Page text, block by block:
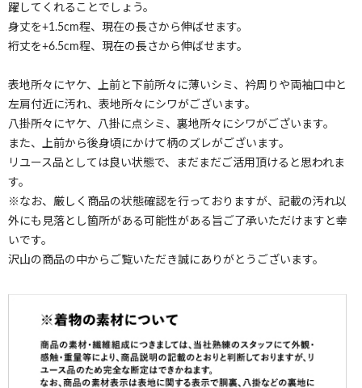
躍してくれることでしょう。
身丈を+1.5cm程、現在の長さから伸ばせます。
裄丈を+6.5cm程、現在の長さから伸ばせます。
表地所々にヤケ、上前と下前所々に薄いシミ、衿周りや両袖口中と
左肩付近に汚れ、表地所々にシワがございます。
八掛所々にヤケ、八掛に点シミ、裏地所々にシワがございます。
また、上前から後身頃にかけて柄のズレがございます。
リユース品としては良い状態で、まだまだご活用頂けると思われま
す。
※なお、厳しく商品の状態確認を行っておりますが、記載の汚れ以
外にも見落とし箇所がある可能性がある旨ご了承いただけますと幸
いです。
沢山の商品の中からご覧いただき誠にありがとうございます。